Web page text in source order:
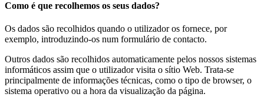
Como é que recolhemos os seus dados?
Os dados são recolhidos quando o utilizador os fornece, por
exemplo, introduzindo-os num formulário de contacto.
Outros dados são recolhidos automaticamente pelos nossos sistemas
informáticos assim que o utilizador visita o sítio Web. Trata-se
principalmente de informações técnicas, como o tipo de browser, o
sistema operativo ou a hora da visualização da página.